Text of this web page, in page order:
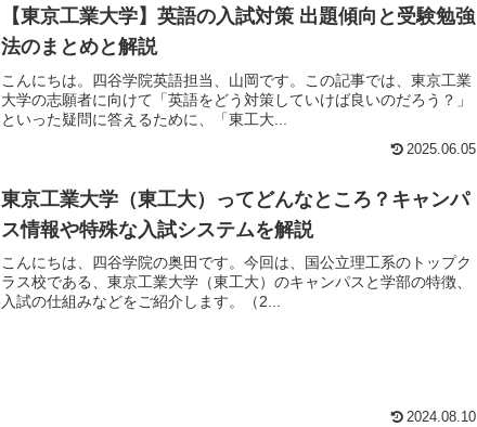
【東京工業大学】英語の入試対策 出題傾向と受験勉強
法のまとめと解説
こんにちは。四谷学院英語担当、山岡です。この記事では、東京工業
大学の志願者に向けて「英語をどう対策していけば良いのだろう？」
といった疑問に答えるために、「東工大...
2025.06.05
東京工業大学（東工大）ってどんなところ？キャンパ
ス情報や特殊な入試システムを解説
こんにちは、四谷学院の奥田です。今回は、国公立理工系のトップク
ラス校である、東京工業大学（東工大）のキャンパスと学部の特徴、
入試の仕組みなどをご紹介します。（2...
2024.08.10